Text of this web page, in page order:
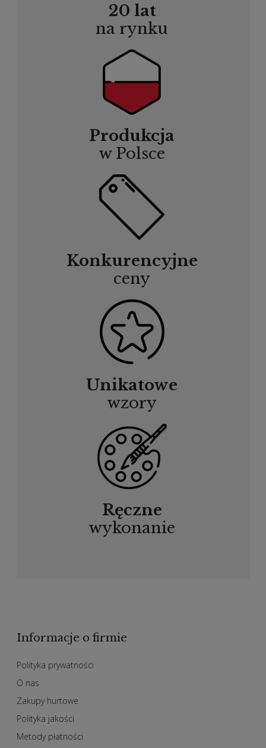
20 lat
na rynku
Produkcja
w Polsce
Konkurencyjne
ceny
Unikatowe
wzory
Ręczne
wykonanie
Informacje o firmie
Polityka prywatności
O nas
Zakupy hurtowe
Polityka jakości
Metody płatności